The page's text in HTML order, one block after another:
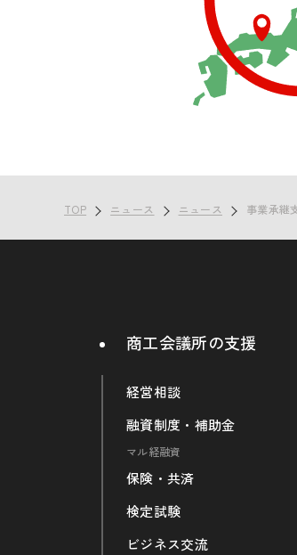
TOP ニュース ニュース 事業承継
商工会議所の支援
経営相談
融資制度・補助金
マル経融資
保険・共済
検定試験
ビジネス交流